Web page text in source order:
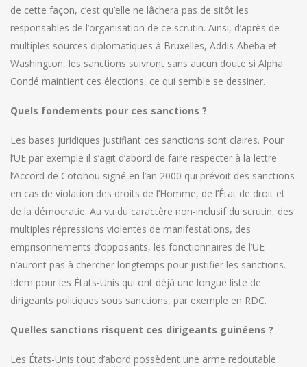
de cette façon, c’est qu’elle ne lâchera pas de sitôt les
responsables de l’organisation de ce scrutin. Ainsi, d’après de
multiples sources diplomatiques à Bruxelles, Addis-Abeba et
Washington, les sanctions suivront sans aucun doute si Alpha
Condé maintient ces élections, ce qui semble se dessiner.
Quels fondements pour ces sanctions ?
Les bases juridiques justifiant ces sanctions sont claires. Pour
l’UE par exemple il s’agit d’abord de faire respecter à la lettre
l’Accord de Cotonou signé en l’an 2000 qui prévoit des sanctions
en cas de violation des droits de l’Homme, de l’État de droit et
de la démocratie. Au vu du caractère non-inclusif du scrutin, des
multiples répressions violentes de manifestations, des
emprisonnements d’opposants, les fonctionnaires de l’UE
n’auront pas à chercher longtemps pour justifier les sanctions.
Idem pour les États-Unis qui ont déjà une longue liste de
dirigeants politiques sous sanctions, par exemple en RDC.
Quelles sanctions risquent ces dirigeants guinéens ?
Les États-Unis tout d’abord possèdent une arme redoutable